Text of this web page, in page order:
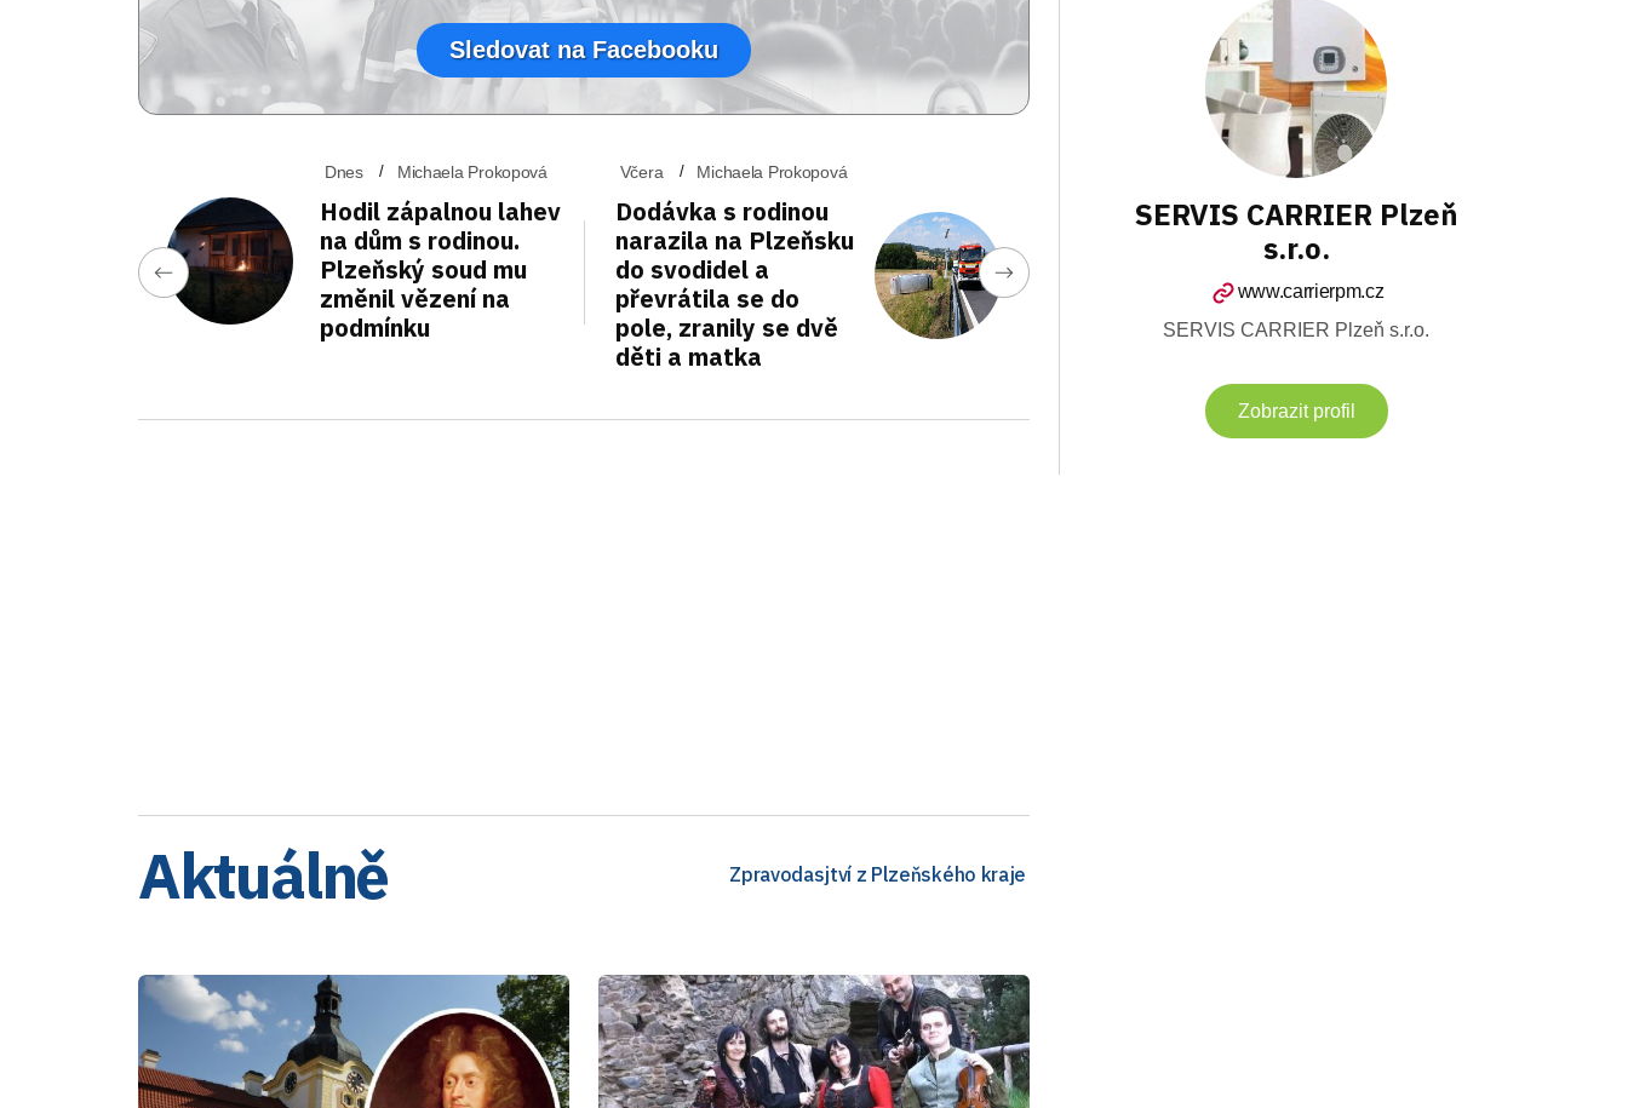
Sledovat na Facebooku
Dnes Michaela Prokopová
Hodil zápalnou lahev
na dům s rodinou.
Plzeňský soud mu
změnil vězení na
podmínku
Včera Michaela Prokopová
Dodávka s rodinou
narazila na Plzeňsku
do svodidel a
převrátila se do
pole, zranily se dvě
děti a matka
Aktuálně Zpravodasjtví z Plzeňského kraje
SERVIS CARRIER Plzeň
s.r.o.
www.carrierpm.cz
SERVIS CARRIER Plzeň s.r.o.
Zobrazit profil